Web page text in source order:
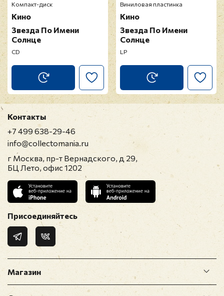
Компакт-диск
Кино
Звезда По Имени
Солнце
CD
Виниловая пластинка
Кино
Звезда По Имени
Солнце
LP
Магазин
Контакты
+7 499 638-29-46
info@collectomania.ru
г Москва, пр-т Вернадского, д 29,
БЦ Лето, офис 1202
Присоединяйтесь